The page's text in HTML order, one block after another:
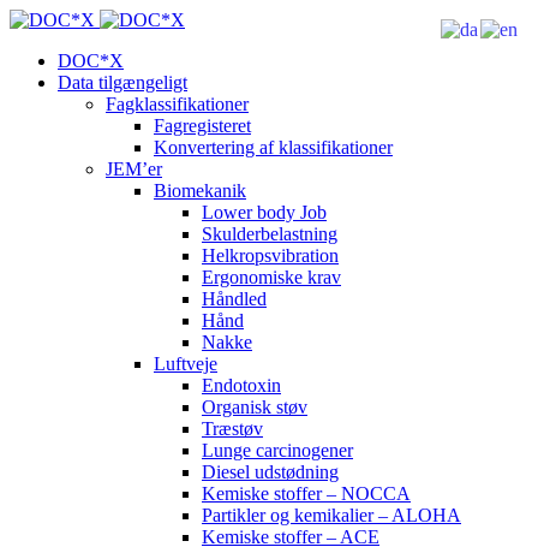
DOC*X
Data tilgængeligt
Fagklassifikationer
Fagregisteret
Konvertering af klassifikationer
JEM’er
Biomekanik
Lower body Job
Skulderbelastning
Helkropsvibration
Ergonomiske krav
Håndled
Hånd
Nakke
Luftveje
Endotoxin
Organisk støv
Træstøv
Lunge carcinogener
Diesel udstødning
Kemiske stoffer – NOCCA
Partikler og kemikalier – ALOHA
Kemiske stoffer – ACE